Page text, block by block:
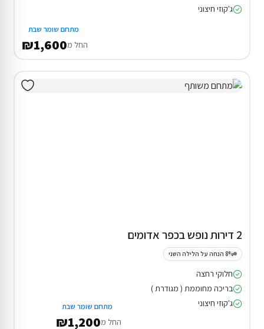
ג'קוזי חיצוני
מתחם שומר שבת
החל מ₪1,600
2 דירות נופש בכפר אדומים
8% הנחה על הלילה השני
חלוקי רחצה
בריכה מחוממת ( מגודרת )
ג'קוזי חיצוני
מתחם שומר שבת
החל מ₪1,200